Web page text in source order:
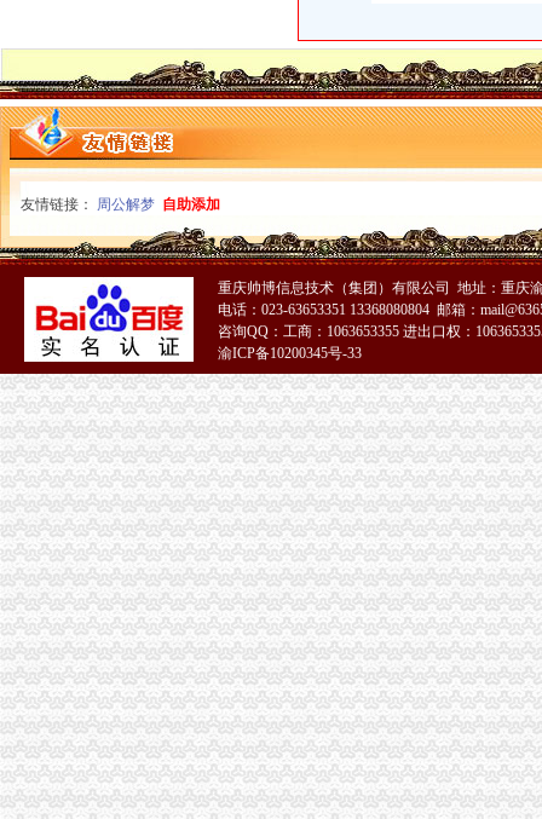
【南通教育公司注册_科技教育公司注册_教育公司注册流程】-南通赶
浦东0元公司多少钱-威海新闻网
一元注册公司流程
【图】在成都注册一家公司需要的流程和费用有哪些？_成都工商注册_
商标注册价格,公司注册流程_青岛工商注册_青岛列表网
光一科技10派1元_公司新闻_中证网
杭州一元装饰工程有限公司
1元注册公司
1元注册公司！做账每月只需149元！【今日推荐网-广州工商/税务/财务
1元注册公司的个人主页-WeCenter社交化问答社区程序
0元注册公司
新都0元注册公司,代理记账,公司转让,注销成都工商年检今题网
重庆一元注册公司
公司已经在重庆公积金管理中心注册了一个账号了,公司四月份已经
重庆元邦农业发展有限公司
重庆0元注册公司
重庆都尚装修有限公司-土巴兔装修网
【知识产权管理规范】-贯彻企业知识产权管理管规范认定（励补助
重庆免费注册公司
重庆冰盈注册安全工程师事务所有限公司
重庆九龙坡商标注册找哪个公司？_第1页_重庆E线广告设计策划_职场
免费注册公司
徐州专业免费公司注册_徐州商务服务-徐州-苏北信息港
潍坊免费公司注册、潍坊明诚代理记账、潍坊免费公司注册工商代理-
友情链接： 周公解梦 自助添加
重庆帅博信息技术（集团）有限公司 地址：重庆
电话：023-63653351 13368080804 邮箱：
咨询QQ：工商：1063653355 进出口权：
渝ICP备10200345号-33